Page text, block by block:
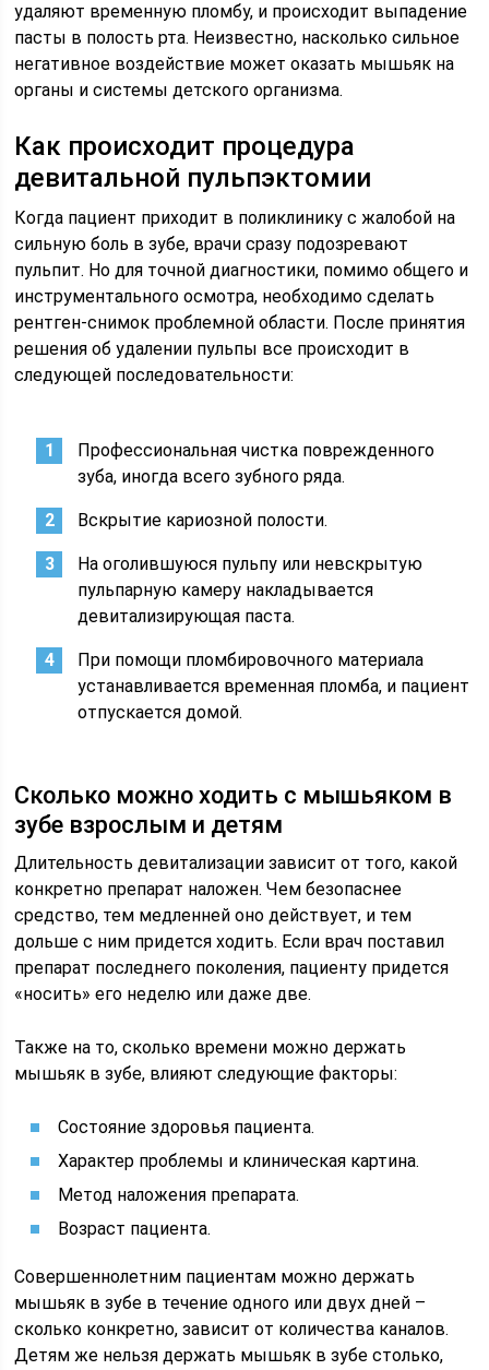
удаляют временную пломбу, и происходит выпадение
пасты в полость рта. Неизвестно, насколько сильное
негативное воздействие может оказать мышьяк на
органы и системы детского организма.
Как происходит процедура
девитальной пульпэктомии
Когда пациент приходит в поликлинику с жалобой на
сильную боль в зубе, врачи сразу подозревают
пульпит. Но для точной диагностики, помимо общего и
инструментального осмотра, необходимо сделать
рентген-снимок проблемной области. После принятия
решения об удалении пульпы все происходит в
следующей последовательности:
Профессиональная чистка поврежденного
зуба, иногда всего зубного ряда.
Вскрытие кариозной полости.
На оголившуюся пульпу или невскрытую
пульпарную камеру накладывается
девитализирующая паста.
При помощи пломбировочного материала
устанавливается временная пломба, и пациент
отпускается домой.
Сколько можно ходить с мышьяком в
зубе взрослым и детям
Длительность девитализации зависит от того, какой
конкретно препарат наложен. Чем безопаснее
средство, тем медленней оно действует, и тем
дольше с ним придется ходить. Если врач поставил
препарат последнего поколения, пациенту придется
«носить» его неделю или даже две.
Также на то, сколько времени можно держать
мышьяк в зубе, влияют следующие факторы:
Состояние здоровья пациента.
Характер проблемы и клиническая картина.
Метод наложения препарата.
Возраст пациента.
Совершеннолетним пациентам можно держать
мышьяк в зубе в течение одного или двух дней –
сколько конкретно, зависит от количества каналов.
Детям же нельзя держать мышьяк в зубе столько,